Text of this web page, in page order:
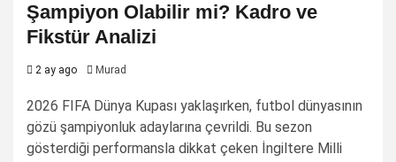
Şampiyon Olabilir mi? Kadro ve
Fikstür Analizi
2 ay ago Murad
2026 FIFA Dünya Kupası yaklaşırken, futbol dünyasının
gözü şampiyonluk adaylarına çevrildi. Bu sezon
gösterdiği performansla dikkat çeken İngiltere Milli